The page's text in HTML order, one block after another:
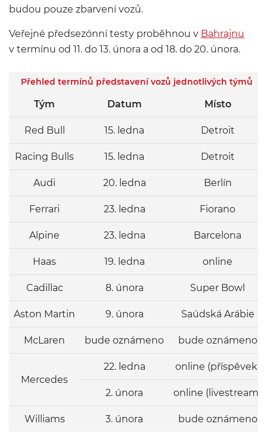
budou pouze zbarvení vozů.
Veřejné předsezónní testy proběhnou v Bahrajnu
v termínu od 11. do 13. února a od 18. do 20. února.
Přehled termínů představení vozů jednotlivých týmů
Tým Datum Místo
Red Bull 15. ledna Detroit
Racing Bulls 15. ledna Detroit
Audi 20. ledna Berlín
Ferrari 23. ledna Fiorano
Alpine 23. ledna Barcelona
Haas 19. ledna online
Cadillac 8. února Super Bowl
Aston Martin 9. února Saúdská Arábie
McLaren bude oznámeno bude oznámeno
Mercedes
22. ledna online (příspěvek)
2. února online (livestream)
Williams 3. února bude oznámeno